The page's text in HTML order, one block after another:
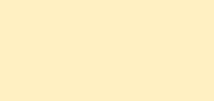
Renversé par
plaignait de